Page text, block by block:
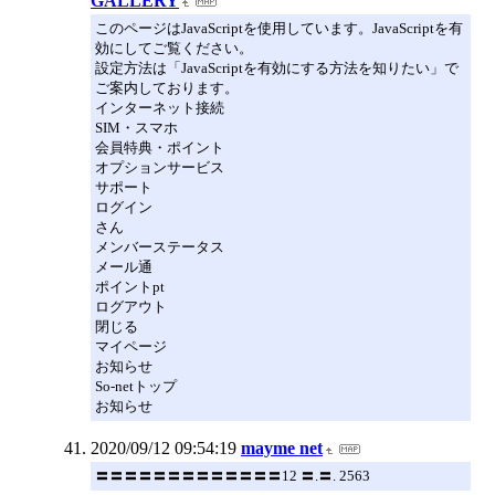
このページはJavaScriptを使用しています。JavaScriptを有
効にしてご覧ください。
設定方法は「JavaScriptを有効にする方法を知りたい」で
ご案内しております。
インターネット接続
SIM・スマホ
会員特典・ポイント
オプションサービス
サポート
ログイン
さん
メンバーステータス
メール通
ポイントpt
ログアウト
閉じる
マイページ
お知らせ
So-netトップ
お知らせ
2020/09/12 09:54:19 mayme net
〓〓〓〓〓〓〓〓〓〓〓〓〓12 〓.〓. 2563